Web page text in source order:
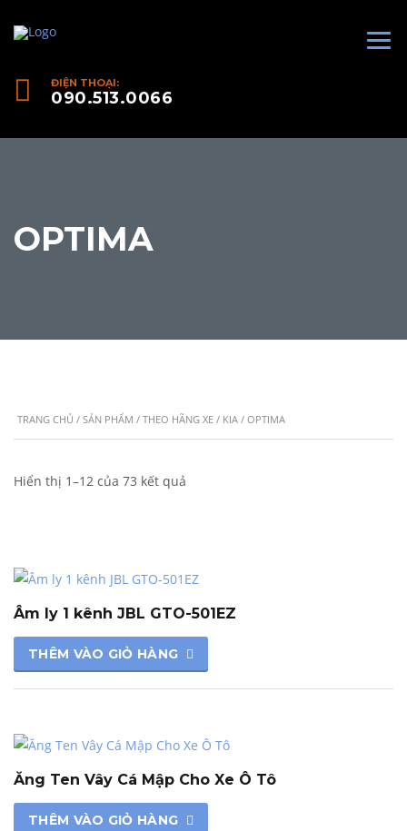
ĐIỆN THOẠI:
090.513.0066
OPTIMA
TRANG CHỦ / SẢN PHẨM / THEO HÃNG XE / KIA / OPTIMA
Hiển thị 1–12 của 73 kết quả
Âm ly 1 kênh JBL GTO-501EZ
THÊM VÀO GIỎ HÀNG
Ăng Ten Vây Cá Mập Cho Xe Ô Tô
THÊM VÀO GIỎ HÀNG